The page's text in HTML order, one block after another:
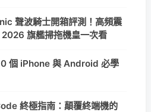
聲波騎士開箱評測！高頻震
旗艦掃拖機皇一次看
個 iPhone 與 Android 必學
終極指南：顛覆終端機的